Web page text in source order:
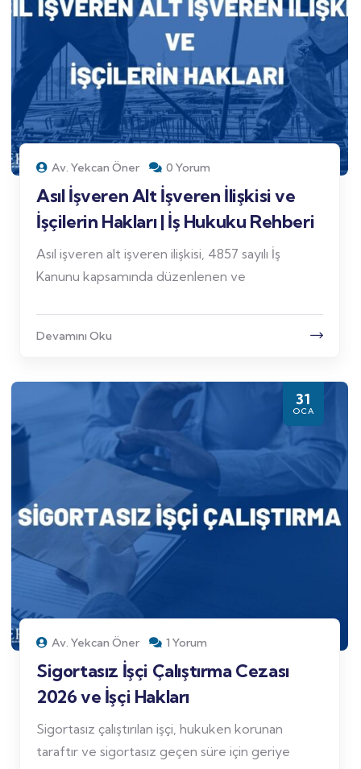
Av. Yekcan Öner 0 Yorum
Asıl İşveren Alt İşveren İlişkisi ve
İşçilerin Hakları | İş Hukuku Rehberi
Asıl işveren alt işveren ilişkisi, 4857 sayılı İş
Kanunu kapsamında düzenlenen ve
Devamını Oku
31
OCA
Av. Yekcan Öner 1 Yorum
Sigortasız İşçi Çalıştırma Cezası
2026 ve İşçi Hakları
Sigortasız çalıştırılan işçi, hukuken korunan
taraftır ve sigortasız geçen süre için geriye